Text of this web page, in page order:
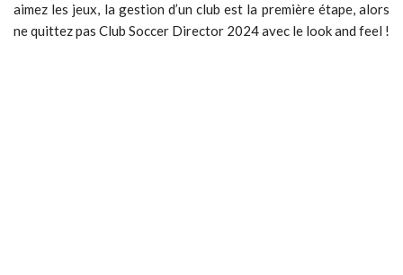
aimez les jeux, la gestion d’un club est la première étape, alors
ne quittez pas Club Soccer Director 2024 avec le look and feel !